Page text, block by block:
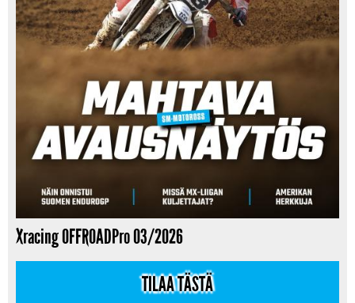
Xracing OFFROADPro 03/2026
TILAA TÄSTÄ